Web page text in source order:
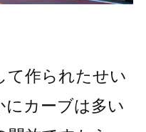
て作られたせい
にカーブは多い